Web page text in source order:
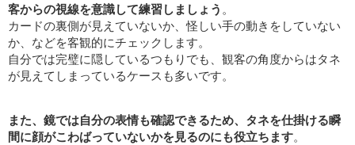
客からの視線を意識して練習しましょう 。
カードの裏側が見えていないか、怪しい手の動きをしていない
か、などを客観的にチェックします。
自分では完璧に隠しているつもりでも、観客の角度からはタネ
が見えてしまっているケースも多いです。
また、鏡では自分の表情も確認できるため、タネを仕掛ける瞬
間に顔がこわばっていないかを見るのにも役立ちます。